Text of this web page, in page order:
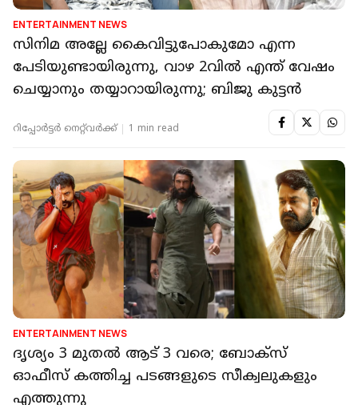
ENTERTAINMENT NEWS
സിനിമ അല്ലേ കൈവിട്ടുപോകുമോ എന്ന
പേടിയുണ്ടായിരുന്നു, വാഴ 2വിൽ എന്ത് വേഷം
ചെയ്യാനും തയ്യാറായിരുന്നു; ബിജു കുട്ടൻ
റിപ്പോർട്ടർ നെറ്റ്‌വര്‍ക്ക്‌ 1 min read
ENTERTAINMENT NEWS
ദൃശ്യം 3 മുതൽ ആട് 3 വരെ; ബോക്സ്
ഓഫീസ് കത്തിച്ച പടങ്ങളുടെ സീക്വലുകളും
എത്തുന്നു